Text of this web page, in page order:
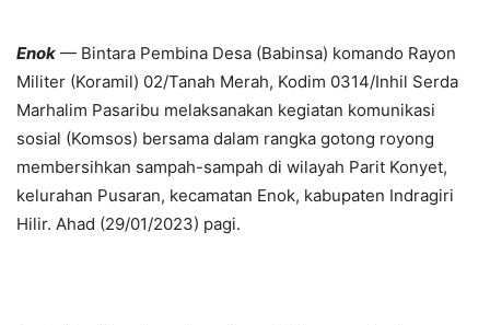
Enok — Bintara Pembina Desa (Babinsa) komando Rayon
Militer (Koramil) 02/Tanah Merah, Kodim 0314/Inhil Serda
Marhalim Pasaribu melaksanakan kegiatan komunikasi
sosial (Komsos) bersama dalam rangka gotong royong
membersihkan sampah-sampah di wilayah Parit Konyet,
kelurahan Pusaran, kecamatan Enok, kabupaten Indragiri
Hilir. Ahad (29/01/2023) pagi.